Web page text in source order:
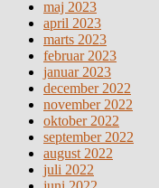
maj 2023
april 2023
marts 2023
februar 2023
januar 2023
december 2022
november 2022
oktober 2022
september 2022
august 2022
juli 2022